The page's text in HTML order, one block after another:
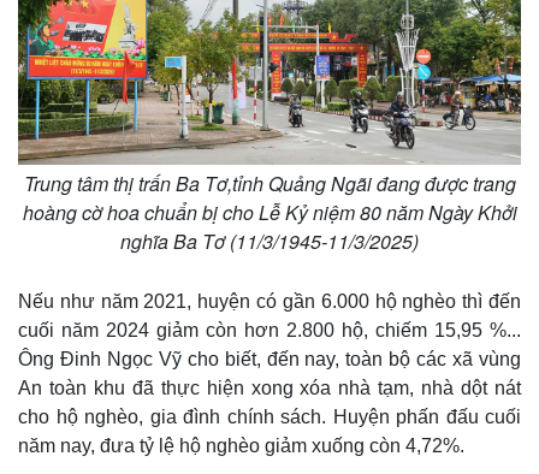
Cây thuốc
Sản phụ khoa
Nhi khoa
Nam khoa
Làm đẹp - giảm cân
Phòng mạch online
Ăn sạch sống khỏe
Đời sống
Blog
Tình yêu - Gia đình
Trung tâm thị trấn Ba Tơ,tỉnh Quảng Ngãi đang được trang
hoàng cờ hoa chuẩn bị cho Lễ Kỷ niệm 80 năm Ngày Khởi
nghĩa Ba Tơ (11/3/1945-11/3/2025)
Nếu như năm 2021, huyện có gần 6.000 hộ nghèo thì đến
cuối năm 2024 giảm còn hơn 2.800 hộ, chiếm 15,95 %...
Ông Đinh Ngọc Vỹ cho biết, đến nay, toàn bộ các xã vùng
An toàn khu đã thực hiện xong xóa nhà tạm, nhà dột nát
cho hộ nghèo, gia đình chính sách. Huyện phấn đấu cuối
năm nay, đưa tỷ lệ hộ nghèo giảm xuống còn 4,72%.